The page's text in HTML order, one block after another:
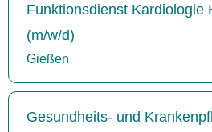
Funktionsdienst Kardiologie
(m/w/d)
Gießen
Gesundheits- und